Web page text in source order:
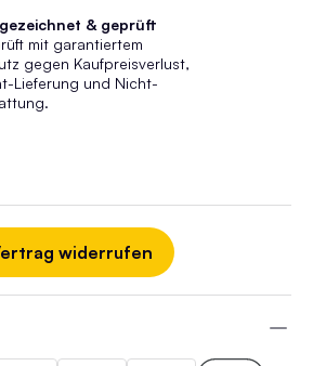
& geprüft
mit garantiertem
gegen Kaufpreisverlust,
Lieferung und Nicht-
widerrufen